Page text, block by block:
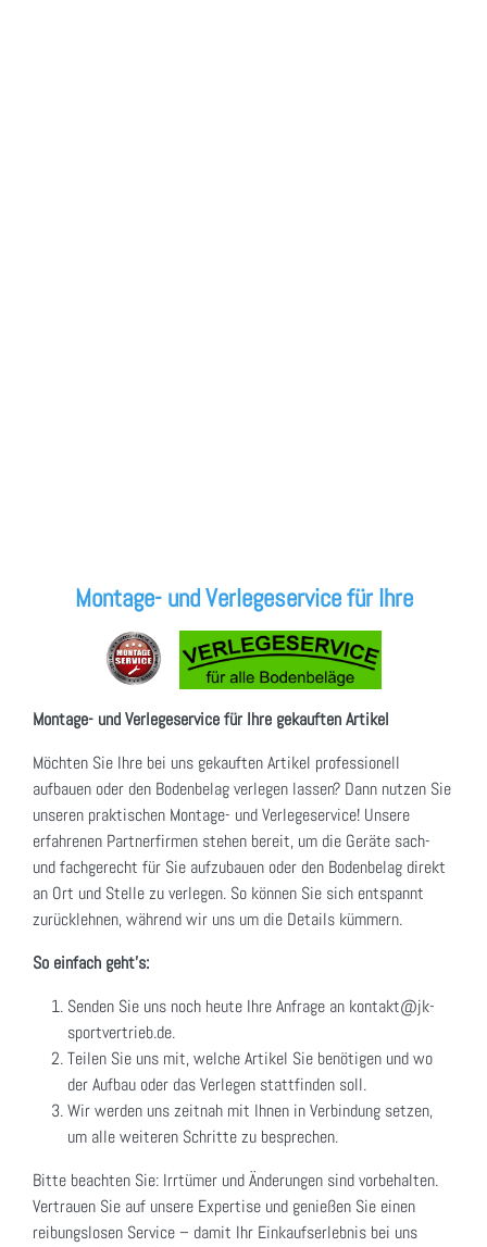
Montage- und Verlegeservice für Ihre
Montage- und Verlegeservice für Ihre gekauften Artikel
Möchten Sie Ihre bei uns gekauften Artikel professionell
aufbauen oder den Bodenbelag verlegen lassen? Dann nutzen Sie
unseren praktischen Montage- und Verlegeservice! Unsere
erfahrenen Partnerfirmen stehen bereit, um die Geräte sach-
und fachgerecht für Sie aufzubauen oder den Bodenbelag direkt
an Ort und Stelle zu verlegen. So können Sie sich entspannt
zurücklehnen, während wir uns um die Details kümmern.
So einfach geht's:
Senden Sie uns noch heute Ihre Anfrage an kontakt@jk-
sportvertrieb.de.
Teilen Sie uns mit, welche Artikel Sie benötigen und wo
der Aufbau oder das Verlegen stattfinden soll.
Wir werden uns zeitnah mit Ihnen in Verbindung setzen,
um alle weiteren Schritte zu besprechen.
Bitte beachten Sie: Irrtümer und Änderungen sind vorbehalten.
Vertrauen Sie auf unsere Expertise und genießen Sie einen
reibungslosen Service – damit Ihr Einkaufserlebnis bei uns